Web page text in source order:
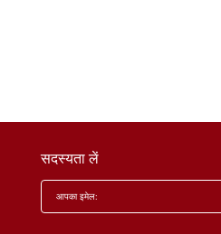
सदस्यता लें